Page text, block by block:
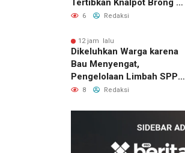
Tertibkan Knalpot Brong di
Jalan Raya
6 Redaksi
12 jam lalu
Dikeluhkan Warga karena
Bau Menyengat,
Pengelolaan Limbah SPPG
Bandung Wonosegoro 2 di
8 Redaksi